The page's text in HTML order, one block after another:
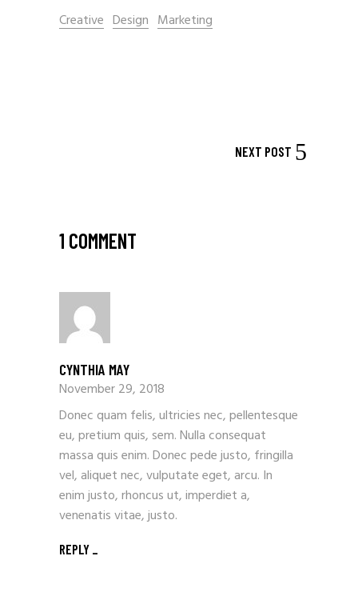
Creative Design Marketing
NEXT POST
1 COMMENT
CYNTHIA MAY
November 29, 2018
Donec quam felis, ultricies nec, pellentesque
eu, pretium quis, sem. Nulla consequat
massa quis enim. Donec pede justo, fringilla
vel, aliquet nec, vulputate eget, arcu. In
enim justo, rhoncus ut, imperdiet a,
venenatis vitae, justo.
REPLY